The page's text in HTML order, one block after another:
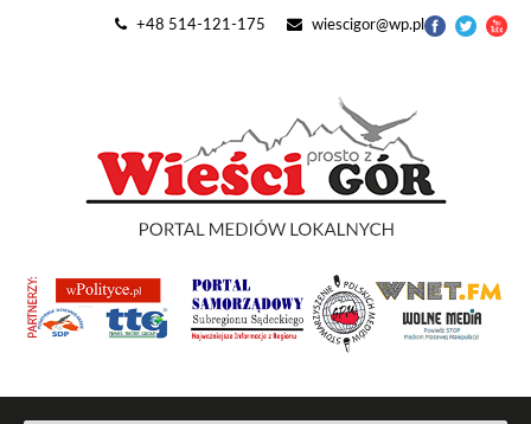
+48 514-121-175 wiescigor@wp.pl